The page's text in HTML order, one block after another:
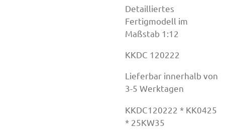
Detailliertes
Fertigmodell im
Maßstab 1:12
KKDC 120222
Lieferbar innerhalb von
3-5 Werktagen
KKDC120222 * KK0425
* 25KW35